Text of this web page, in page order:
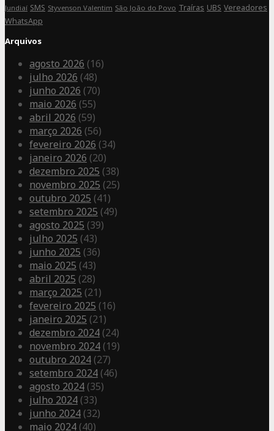
Jundiaí SMS Styvenson Valentim São João do Povo Traíras UBS Vereadores
WhatsApp
Arquivos
agosto 2026 (16)
julho 2026 (48)
junho 2026 (70)
maio 2026 (55)
abril 2026 (59)
março 2026 (56)
fevereiro 2026 (34)
janeiro 2026 (20)
dezembro 2025 (38)
novembro 2025 (25)
outubro 2025 (41)
setembro 2025 (49)
agosto 2025 (39)
julho 2025 (43)
junho 2025 (36)
maio 2025 (43)
abril 2025 (28)
março 2025 (21)
fevereiro 2025 (16)
janeiro 2025 (21)
dezembro 2024 (24)
novembro 2024 (19)
outubro 2024 (27)
setembro 2024 (46)
agosto 2024 (35)
julho 2024 (33)
junho 2024 (32)
maio 2024 (40)